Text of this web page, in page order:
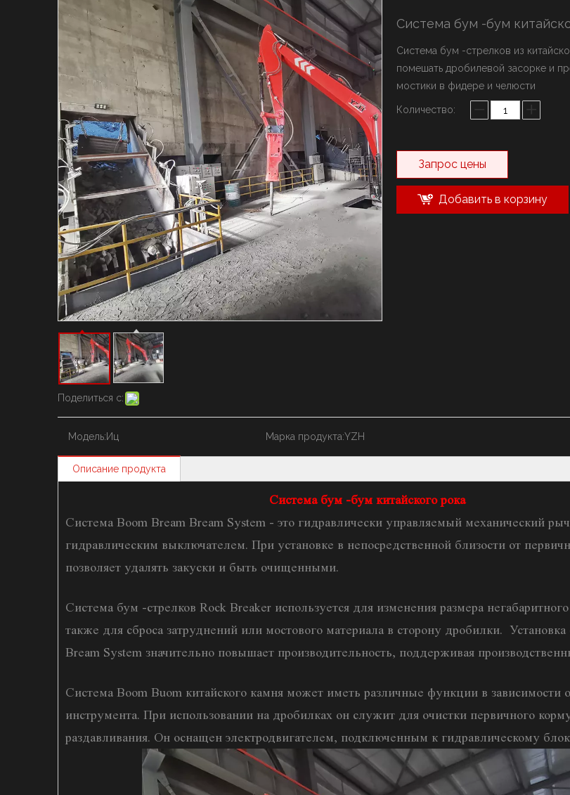
Гидравлический выключатель марки YZH
Гидравлический молот марки Rammer
Индивидуальная система стрел
Поделиться с:
Система бум -бум
Система бум -стрелков из
помешать дробилевой засорке и
мостики в фидере и челюсти
Количество:
Запрос цены
Добавить в корзину
Модель:Иц Марка продукта:YZH
Описание продукта
Система бум -бум китайского рока
Система Boom Bream Bream System - это гидравлически управляемый механический
гидравлическим выключателем. При установке в непосредственной близости от
позволяет удалять закуски и быть очищенными.
Система бум -стрелков Rock Breaker используется для изменения размера
также для сброса затруднений или мостового материала в сторону дробилки.
Bream System значительно повышает производительность, поддерживая
Система Boom Buom китайского камня может иметь различные функции в зависимости
инструмента. При использовании на дробилках он служит для очистки первичного
раздавливания. Он оснащен электродвигателем, подключенным к гидравлическому